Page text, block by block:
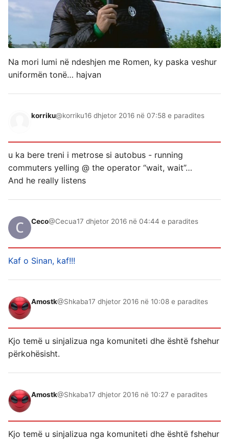
Na mori lumi në ndeshjen me Romen, ky paska veshur
uniformën tonë… hajvan
korriku@korriku16 dhjetor 2016 në 07:58 e paradites
u ka bere treni i metrose si autobus - running
commuters yelling @ the operator “wait, wait”…
And he really listens
Ceco@Cecua17 dhjetor 2016 në 04:44 e paradites
Kaf o Sinan, kaf!!!
Amostk@Shkaba17 dhjetor 2016 në 10:08 e paradites
Kjo temë u sinjalizua nga komuniteti dhe është fshehur
përkohësisht.
Amostk@Shkaba17 dhjetor 2016 në 10:27 e paradites
Kjo temë u sinjalizua nga komuniteti dhe është fshehur